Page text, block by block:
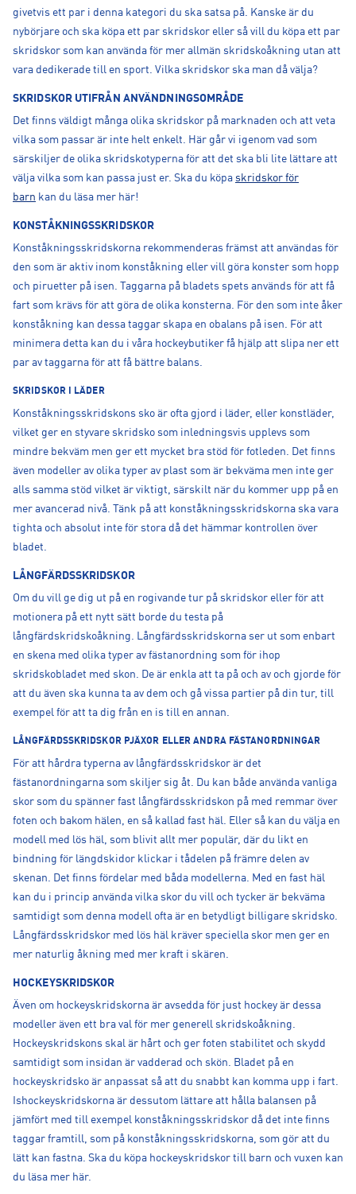
givetvis ett par i denna kategori du ska satsa på. Kanske är du
nybörjare och ska köpa ett par skridskor eller så vill du köpa ett par
skridskor som kan använda för mer allmän skridskoåkning utan att
vara dedikerade till en sport. Vilka skridskor ska man då välja?
SKRIDSKOR UTIFRÅN ANVÄNDNINGSOMRÅDE
Det finns väldigt många olika skridskor på marknaden och att veta
vilka som passar är inte helt enkelt. Här går vi igenom vad som
särskiljer de olika skridskotyperna för att det ska bli lite lättare att
välja vilka som kan passa just er. Ska du köpa skridskor för
barn kan du läsa mer här!
KONSTÅKNINGSSKRIDSKOR
Konståkningsskridskorna rekommenderas främst att användas för
den som är aktiv inom konståkning eller vill göra konster som hopp
och piruetter på isen. Taggarna på bladets spets används för att få
fart som krävs för att göra de olika konsterna. För den som inte åker
konståkning kan dessa taggar skapa en obalans på isen. För att
minimera detta kan du i våra hockeybutiker få hjälp att slipa ner ett
par av taggarna för att få bättre balans.
SKRIDSKOR I LÄDER
Konståkningsskridskons sko är ofta gjord i läder, eller konstläder,
vilket ger en styvare skridsko som inledningsvis upplevs som
mindre bekväm men ger ett mycket bra stöd för fotleden. Det finns
även modeller av olika typer av plast som är bekväma men inte ger
alls samma stöd vilket är viktigt, särskilt när du kommer upp på en
mer avancerad nivå. Tänk på att konståkningsskridskorna ska vara
tighta och absolut inte för stora då det hämmar kontrollen över
bladet.
LÅNGFÄRDSSKRIDSKOR
Om du vill ge dig ut på en rogivande tur på skridskor eller för att
motionera på ett nytt sätt borde du testa på
långfärdskridskoåkning. Långfärdsskridskorna ser ut som enbart
en skena med olika typer av fästanordning som för ihop
skridskobladet med skon. De är enkla att ta på och av och gjorde för
att du även ska kunna ta av dem och gå vissa partier på din tur, till
exempel för att ta dig från en is till en annan.
LÅNGFÄRDSSKRIDSKOR PJÄXOR ELLER ANDRA FÄSTANORDNINGAR
För att hårdra typerna av långfärdsskridskor är det
fästanordningarna som skiljer sig åt. Du kan både använda vanliga
skor som du spänner fast långfärdsskridskon på med remmar över
foten och bakom hälen, en så kallad fast häl. Eller så kan du välja en
modell med lös häl, som blivit allt mer populär, där du likt en
bindning för längdskidor klickar i tådelen på främre delen av
skenan. Det finns fördelar med båda modellerna. Med en fast häl
kan du i princip använda vilka skor du vill och tycker är bekväma
samtidigt som denna modell ofta är en betydligt billigare skridsko.
Långfärdsskridskor med lös häl kräver speciella skor men ger en
mer naturlig åkning med mer kraft i skären.
HOCKEYSKRIDSKOR
Även om hockeyskridskorna är avsedda för just hockey är dessa
modeller även ett bra val för mer generell skridskoåkning.
Hockeyskridskons skal är hårt och ger foten stabilitet och skydd
samtidigt som insidan är vadderad och skön. Bladet på en
hockeyskridsko är anpassat så att du snabbt kan komma upp i fart.
Ishockeyskridskorna är dessutom lättare att hålla balansen på
jämfört med till exempel konståkningsskridskor då det inte finns
taggar framtill, som på konståkningsskridskorna, som gör att du
lätt kan fastna. Ska du köpa hockeyskridskor till barn och vuxen kan
du läsa mer här.